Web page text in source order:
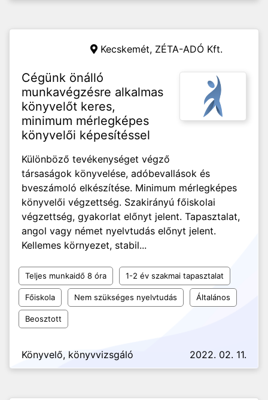
Kecskemét, ZÉTA-ADÓ Kft.
Cégünk önálló
munkavégzésre alkalmas
könyvelőt keres,
minimum mérlegképes
könyvelői képesítéssel
Különböző tevékenységet végző
társaságok könyvelése, adóbevallások és
bveszámoló elkészítése. Minimum mérlegképes
könyvelői végzettség. Szakirányú főiskolai
végzettség, gyakorlat előnyt jelent. Tapasztalat,
angol vagy német nyelvtudás előnyt jelent.
Kellemes környezet, stabil...
Teljes munkaidő 8 óra 1-2 év szakmai tapasztalat
Főiskola Nem szükséges nyelvtudás Általános
Beosztott
Könyvelő, könyvvizsgáló 2022. 02. 11.